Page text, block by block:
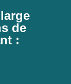
de
: